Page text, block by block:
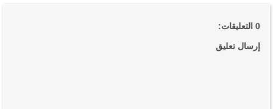
0 التعليقات:
إرسال تعليق